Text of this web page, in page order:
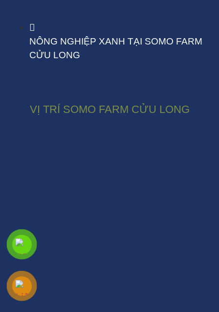
NÔNG NGHIỆP XANH TẠI SOMO FARM
CỬU LONG
VỊ TRÍ SOMO FARM CỬU LONG